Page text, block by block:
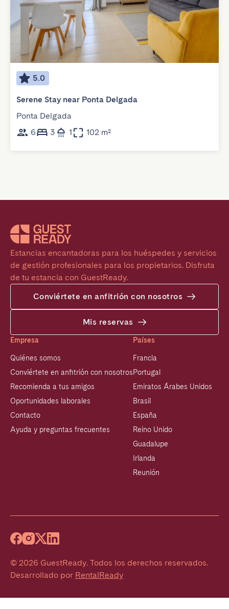
5.0
Serene Stay near Ponta Delgada
Ponta Delgada
6
3 1 102 m²
Estancias encantadoras para los huéspedes y servicios
de gestión profesionales para los propietarios. Disfruta
de tu estancia con GuestReady.
Conviértete en anfitrión con nosotros
Mis reservas
Empresa
Quiénes somos
Conviértete en anfitrión con nosotros
Recomienda a tus amigos
Oportunidades laborales
Contacto
Ayuda y preguntas frecuentes
Países
Francia
Portugal
Emiratos Árabes Unidos
Brasil
España
Reino Unido
Guadalupe
Irlanda
Reunión
© 2026 GuestReady. Todos los derechos reservados.
Desarrollado por RentalReady